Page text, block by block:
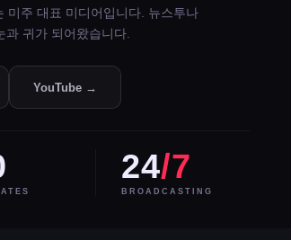
미주 대표 미디어입니다. 뉴스투나
귀가 되어왔습니다.
YouTube →
24/7
BROADCASTING